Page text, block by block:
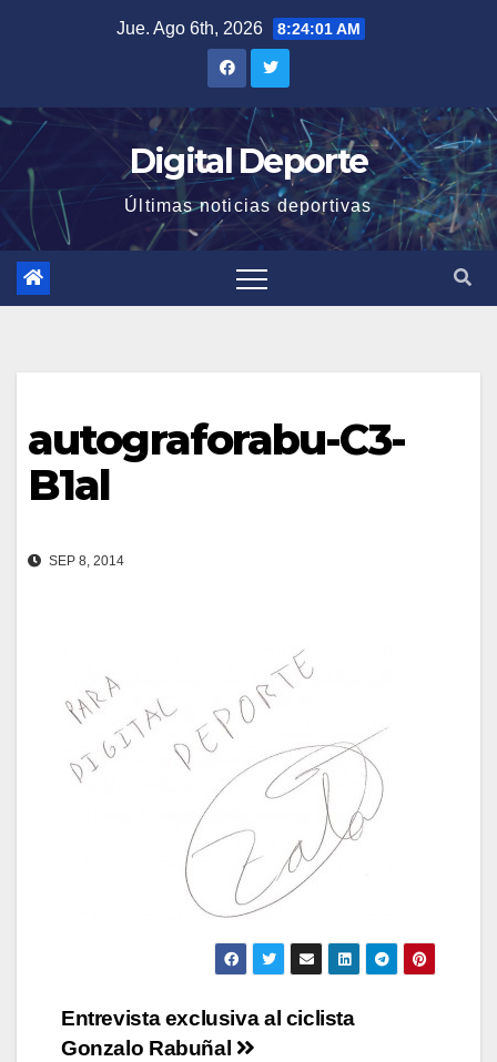
Jue. Ago 6th, 2026 8:24:01 AM
Digital Deporte
Últimas noticias deportivas
autograforabu-C3-
B1al
SEP 8, 2014
Navegación
Entrevista exclusiva al ciclista
Gonzalo Rabuñal